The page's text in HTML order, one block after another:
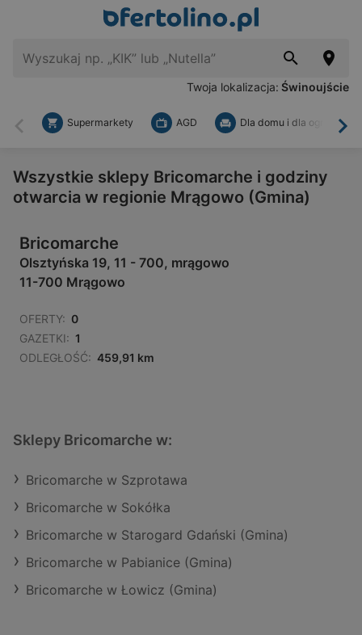
Twoja lokalizacja: Świnoujście
Wstecz
Supermarkety AGD Dla domu i dla ogrodu
Wszystkie sklepy Bricomarche i godziny
otwarcia w regionie Mrągowo (Gmina)
Bricomarche
Olsztyńska 19, 11 - 700, mrągowo
11-700 Mrągowo
OFERTY: 0
GAZETKI: 1
ODLEGŁOŚĆ: 459,91 km
Sklepy Bricomarche w:
Bricomarche w Szprotawa
Bricomarche w Sokółka
Bricomarche w Starogard Gdański (Gmina)
Bricomarche w Pabianice (Gmina)
Bricomarche w Łowicz (Gmina)